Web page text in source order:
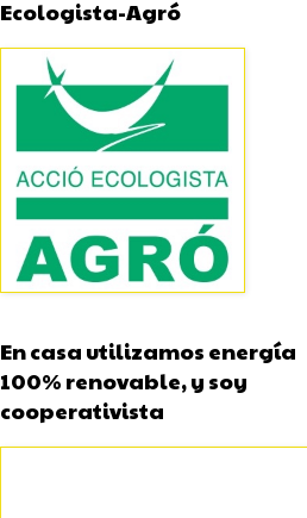
Ecologista-Agró
En casa utilizamos energía
100% renovable, y soy
cooperativista